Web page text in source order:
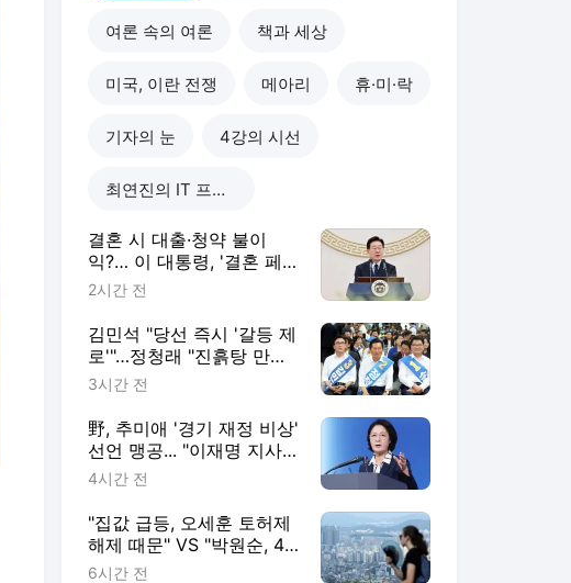
여론 속의 여론 책과 세상
미국, 이란 전쟁 메아리 휴·미·락
기자의 눈 4강의 시선
최연진의 IT 프리즘
결혼 시 대출·청약 불이
익?… 이 대통령, '결혼 페
널티 22개' 손본다
2시간 전
김민석 "당선 즉시 '갈등 제
로'"…정청래 "진흙탕 만들
곤 이제 와서?"
3시간 전
野, 추미애 '경기 재정 비상'
선언 맹공... "이재명 지사
'현금 살포 정치'가 본질"
4시간 전
"집값 급등, 오세훈 토허제
해제 때문" VS "박원순, 43
만 가구 공급 날려"
6시간 전